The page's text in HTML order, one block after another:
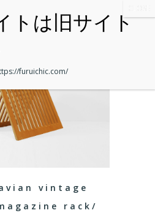
vintage
rack/
furuichic.com/